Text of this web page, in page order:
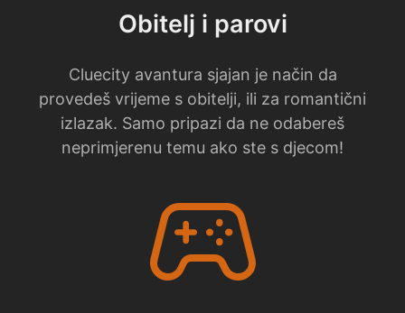
Obitelj i parovi
Cluecity avantura sjajan je način da
provedeš vrijeme s obitelji, ili za romantični
izlazak. Samo pripazi da ne odabereš
neprimjerenu temu ako ste s djecom!
stadia_controller